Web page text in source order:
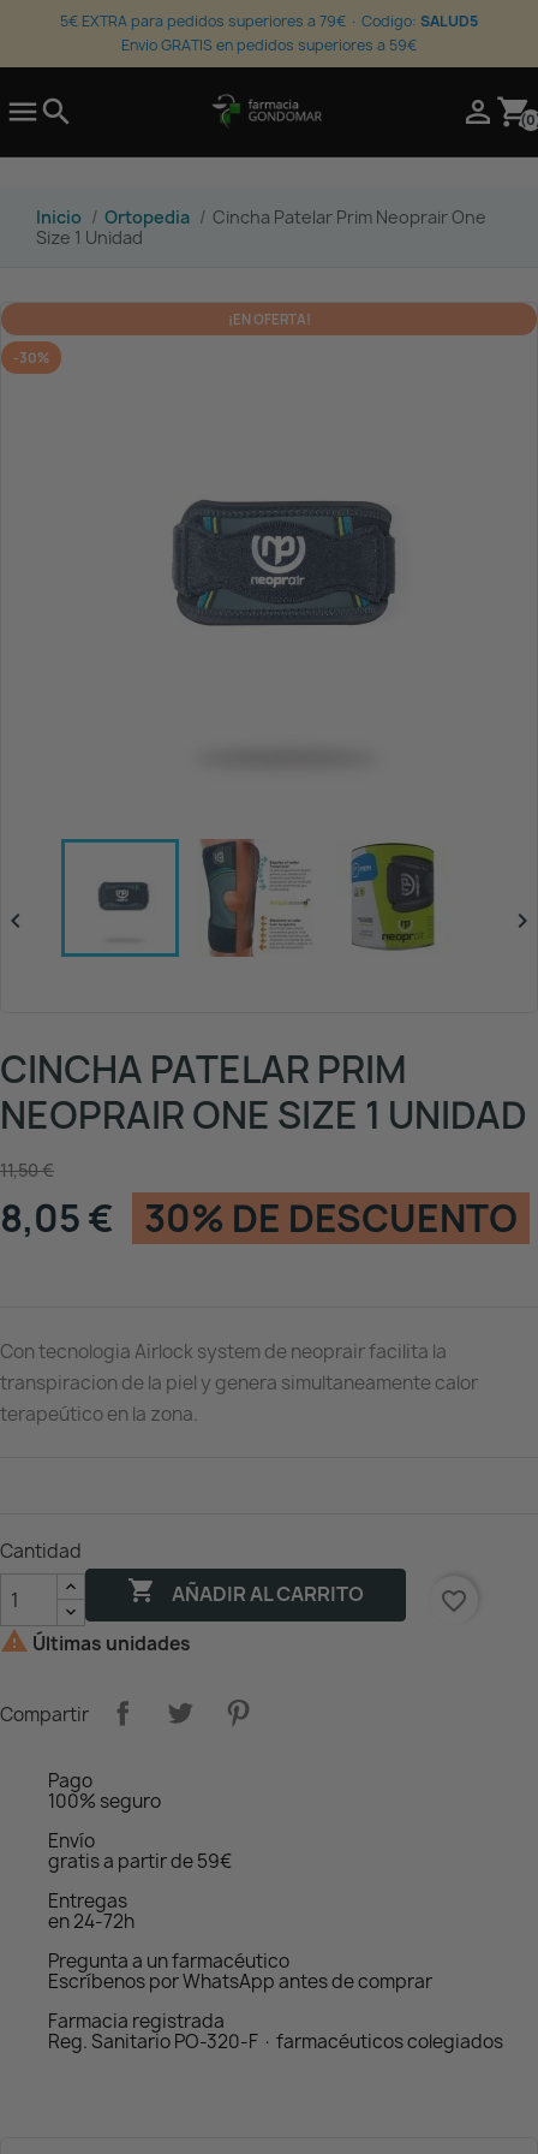
5€ EXTRA para pedidos superiores a 79€ · Codigo: SALUD5
Envio GRATIS en pedidos superiores a 59€
search  shopping_cart
Inicio Ortopedia
Cincha Patelar Prim Neoprair One
Size 1 Unidad
¡EN OFERTA!
-30%
 
CINCHA PATELAR PRIM
NEOPRAIR ONE SIZE 1 UNIDAD
11,50 €
8,05 € 30% DE DESCUENTO
Con tecnologia Airlock system de neoprair facilita la
transpiracion de la piel y genera simultaneamente calor
terapeútico en la zona.
Cantidad
 AÑADIR AL CARRITO
favorite_border
 Últimas unidades
Compartir
Pago
100% seguro
Envío
gratis a partir de 59€
Entregas
en 24-72h
Pregunta a un farmacéutico
Escríbenos por WhatsApp antes de comprar
Farmacia registrada
Reg. Sanitario PO-320-F · farmacéuticos colegiados